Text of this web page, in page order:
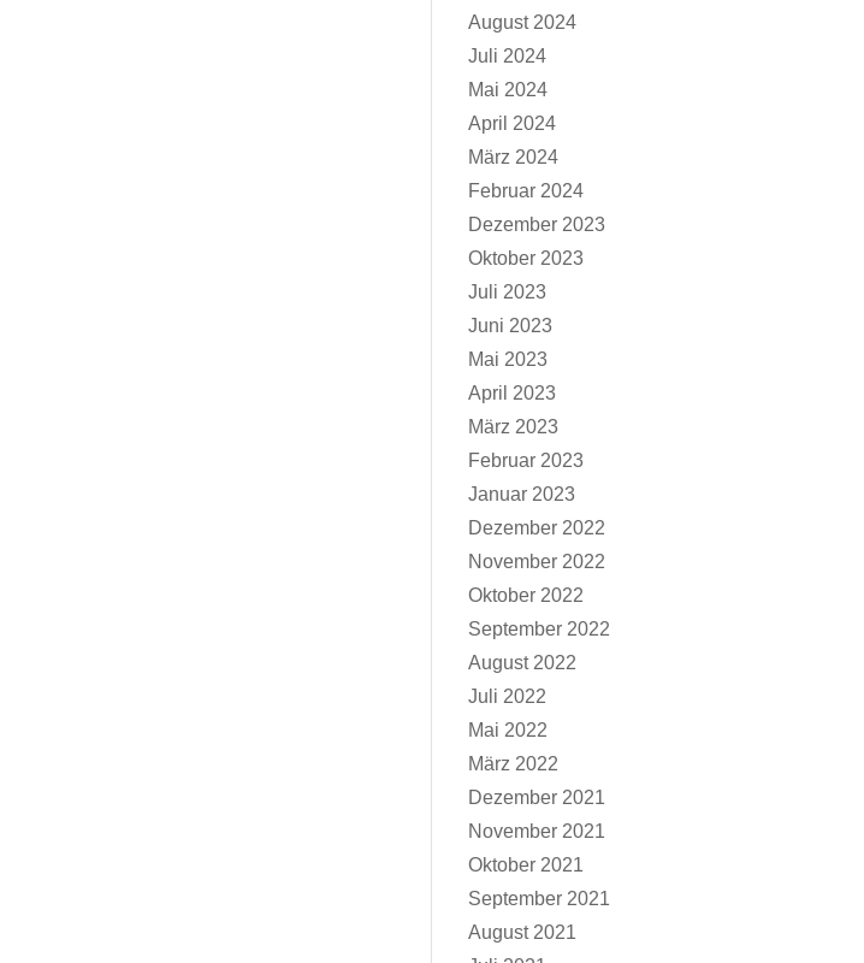
August 2024
Juli 2024
Mai 2024
April 2024
März 2024
Februar 2024
Dezember 2023
Oktober 2023
Juli 2023
Juni 2023
Mai 2023
April 2023
März 2023
Februar 2023
Januar 2023
Dezember 2022
November 2022
Oktober 2022
September 2022
August 2022
Juli 2022
Mai 2022
März 2022
Dezember 2021
November 2021
Oktober 2021
September 2021
August 2021